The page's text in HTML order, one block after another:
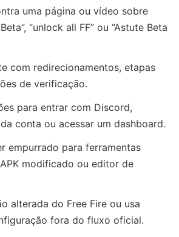
uma página ou vídeo sobre
“unlock all FF” ou “Astute Beta
com redirecionamentos, etapas
de verificação.
para entrar com Discord,
conta ou acessar um dashboard.
empurrado para ferramentas
modificado ou editor de
alterada do Free Fire ou usa
fora do fluxo oficial.